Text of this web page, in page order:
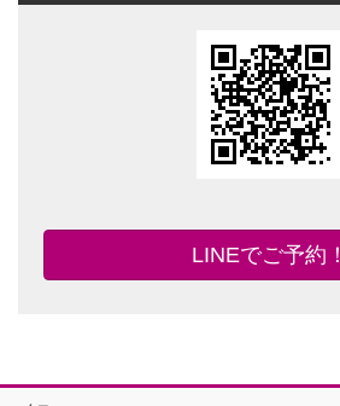
LINEでご予約！